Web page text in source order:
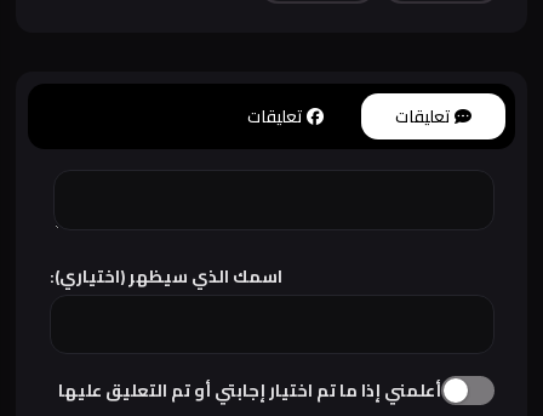
تعليقات تعليقات
اسمك الذي سيظهر (اختياري):
أعلمني إذا ما تم اختيار إجابتي أو تم التعليق عليها